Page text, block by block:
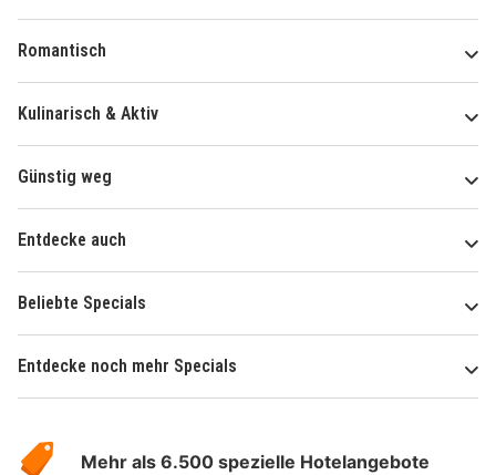
Romantisch
Kulinarisch & Aktiv
Günstig weg
Entdecke auch
Beliebte Specials
Entdecke noch mehr Specials
Hotelspecials
Mehr als 6.500 spezielle Hotelangebote